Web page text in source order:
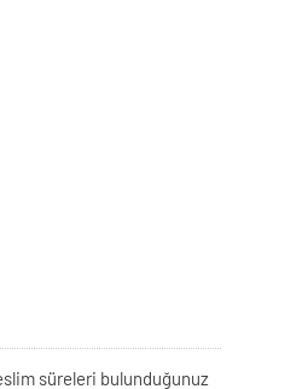
süreleri bulunduğunuz